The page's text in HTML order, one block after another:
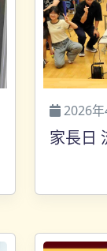
2026
家長日